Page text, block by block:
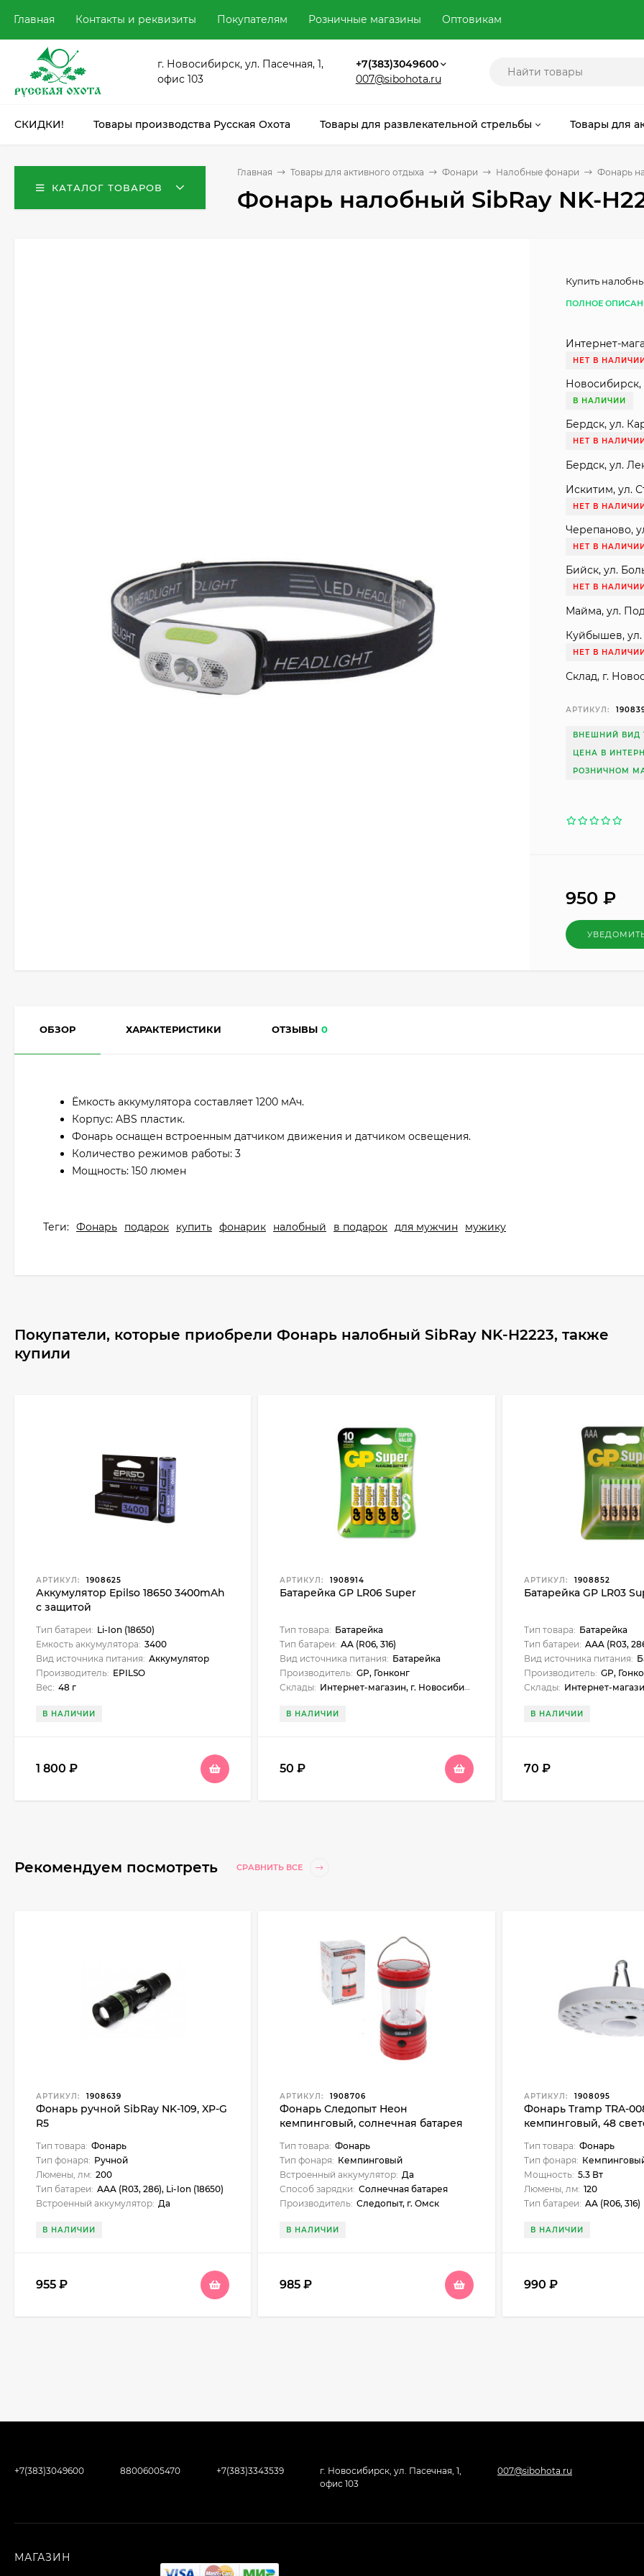
Главная Контакты и реквизиты Покупателям Розничные магазины Оптовикам
г. Новосибирск, ул. Пасечная, 1,
офис 103
+7(383)3049600
007@sibohota.ru
СКИДКИ! Товары производства Русская Охота Товары для развлекательной стрельбы Товары для
КАТАЛОГ ТОВАРОВ
Главная Товары для активного отдыха Фонари Налобные фонари Фонарь
Фонарь налобный SibRay NK-
Купить
ПОЛНОЕ
Интернет-
НЕТ В
Новосибирск,
В НАЛИЧИИ
Бердск, ул.
НЕТ В
Бердск, ул.
Искитим, ул.
НЕТ В
Черепаново,
НЕТ В
Бийск, ул.
НЕТ В
Майма, ул.
Куйбышев, ул.
НЕТ В
Склад, г.
АРТИКУЛ:
ВНЕШНИЙ ВИД
ЦЕНА В
РОЗНИЧНОМ
950₽
ОБЗОР ХАРАКТЕРИСТИКИ ОТЗЫВЫ 0
Ёмкость аккумулятора составляет 1200 мАч.
Корпус: ABS пластик.
Фонарь оснащен встроенным датчиком движения и датчиком освещения.
Количество режимов работы: 3
Мощность: 150 люмен
Теги: Фонарь подарок купить фонарик налобный в подарок для мужчин мужику
Покупатели, которые приобрели Фонарь налобный SibRay NK-H2223, также
купили
АРТИКУЛ: 1908625
Аккумулятор Epilso 18650 3400mAh
с защитой
Тип батареи: Li-Ion (18650)
Емкость аккумулятора: 3400
Вид источника питания: Аккумулятор
Производитель: EPILSO
Вес: 48 г
В НАЛИЧИИ
1 800 ₽
АРТИКУЛ: 1908914
Батарейка GP LR06 Super
Тип товара: Батарейка
Тип батареи: AA (R06, 316)
Вид источника питания: Батарейка
Производитель: GP, Гонконг
Склады: Интернет-магазин, г. Новосибирск, Новосибирск, ул. Нарымская, 23, Бердск, ул. Карла Маркса, 1, Искитим, ул. Станционная, 1б (ЖУМ), Куйбышев, ул. Чехова, 18, Черепаново, ул. Республиканская, 61, Бийск, ул. Больничный взвоз, 8, Майма, ул. Подгорная, 37
В НАЛИЧИИ
50₽
АРТИКУЛ: 1908852
Батарейка GP LR03
Тип товара: Батарейка
Тип батареи: AAA (R03,
Вид источника питания:
Производитель: GP,
Склады: Интернет-магазин, г. Новосибирск, Новосибирск, ул. Нарымская, 23, Бердск, ул. Карла Маркса, 1, Искитим, ул.
В НАЛИЧИИ
70 ₽
Рекомендуем посмотреть СРАВНИТЬ ВСЕ
АРТИКУЛ: 1908639
Фонарь ручной SibRay NK-109, XP-G
R5
Тип товара: Фонарь
Тип фонаря: Ручной
Люмены, лм: 200
Тип батареи: AAA (R03, 286), Li-Ion (18650)
Встроенный аккумулятор: Да
В НАЛИЧИИ
955 ₽
АРТИКУЛ: 1908706
Фонарь Следопыт Неон
кемпинговый, солнечная батарея
Тип товара: Фонарь
Тип фонаря: Кемпинговый
Встроенный аккумулятор: Да
Способ зарядки: Солнечная батарея
Производитель: Следопыт, г. Омск
В НАЛИЧИИ
985₽
АРТИКУЛ: 1908095
Фонарь Tramp TRA-
кемпинговый, 48
Тип товара: Фонарь
Тип фонаря:
Мощность: 5.3 Вт
Люмены, лм: 120
Тип батареи: AA (R06, 316)
В НАЛИЧИИ
990 ₽
+7(383)3049600 88006005470 +7(383)3343539
г. Новосибирск, ул. Пасечная, 1,
офис 103
007@sibohota.ru
МАГАЗИН